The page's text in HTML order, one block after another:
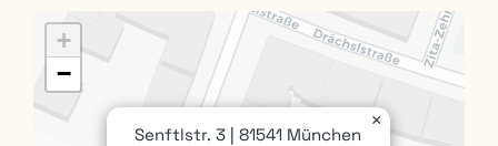
Senftlstr. 3 | 81541 München
×
+
−